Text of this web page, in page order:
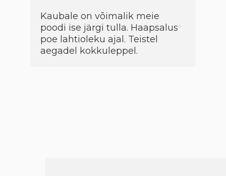
Kaubale on võimalik meie
poodi ise järgi tulla. Haapsalus
poe lahtioleku ajal. Teistel
aegadel kokkuleppel.